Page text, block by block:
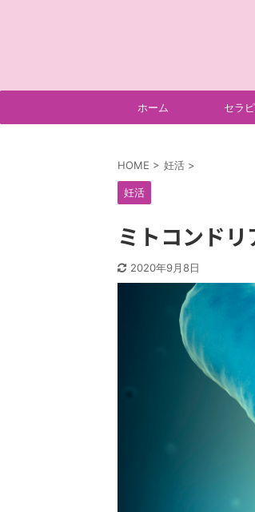
ホーム セラ
HOME > 妊活 >
妊活
ミトコンド
2020年9月8日